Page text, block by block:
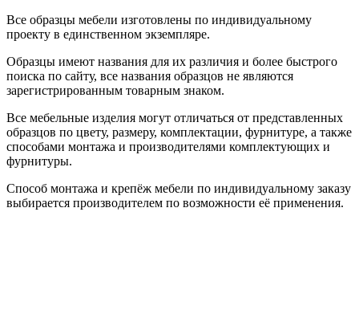
Все образцы мебели изготовлены по индивидуальному
проекту в единственном экземпляре.
Образцы имеют названия для их различия и более быстрого
поиска по сайту, все названия образцов не являются
зарегистрированным товарным знаком.
Все мебельные изделия могут отличаться от представленных
образцов по цвету, размеру, комплектации, фурнитуре, а также
способами монтажа и производителями комплектующих и
фурнитуры.
Способ монтажа и крепёж мебели по индивидуальному заказу
выбирается производителем по возможности её применения.